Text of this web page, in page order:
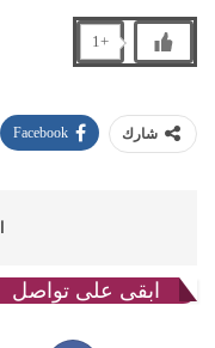
+1
شارك Facebook
ابقى على تواصل